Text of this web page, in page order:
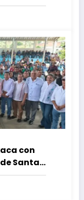
con
Santa